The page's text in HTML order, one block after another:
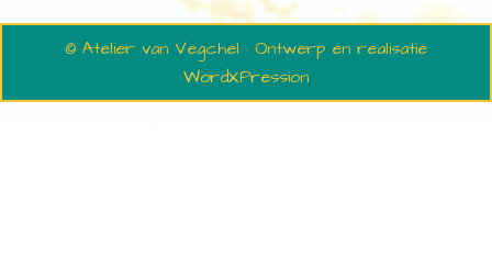
© Atelier van Vegchel · Ontwerp en realisatie
WordXPression